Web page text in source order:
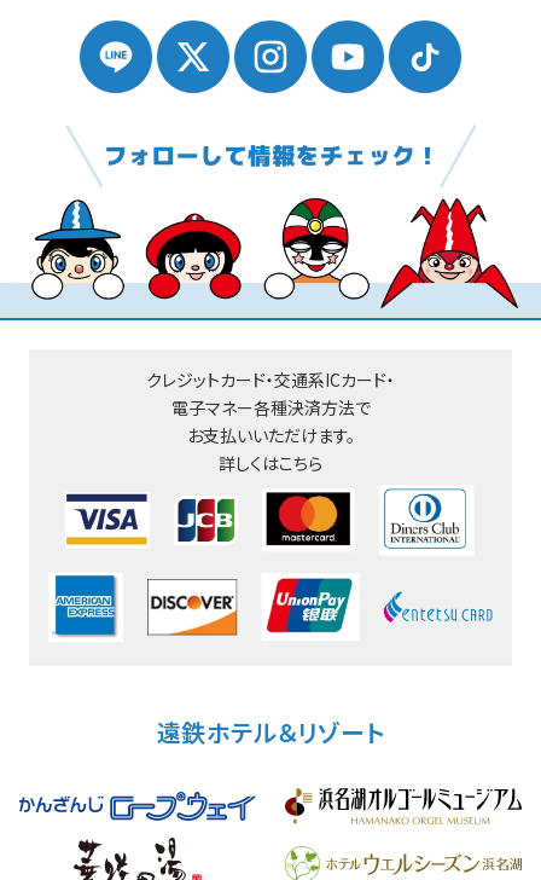
クレジットカード・交通系ICカード・
電子マネー各種決済方法で
お支払いいただけます。
詳しくはこちら
遠鉄ホテル＆リゾート